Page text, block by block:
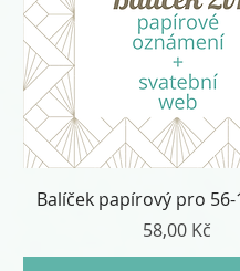
Balíček papírový pro
Cena
58,00 Kč